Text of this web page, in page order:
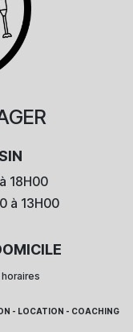
18H00
à 13H00
- LOCATION - COACHING